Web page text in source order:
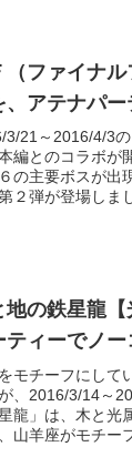
（ファイナ
、アテナパ
3/21～2016/4/3
編とのコラボが
の主要ボスが出
２弾が登場しま
地の鉄星龍
ティーでノ
モチーフにして
、2016/3/14～
龍」は、木と光
山羊座がモチー